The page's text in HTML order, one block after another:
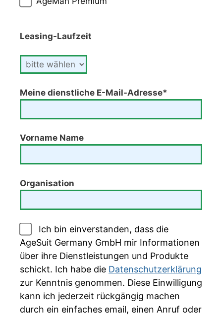
Leasing-Laufzeit
Meine dienstliche E-Mail-Adresse*
Vorname Name
Organisation
Ich bin einverstanden, dass die
AgeSuit Germany GmbH mir Informationen
über ihre Dienstleistungen und Produkte
schickt. Ich habe die Datenschutzerklärung
zur Kenntnis genommen. Diese Einwilligung
kann ich jederzeit rückgängig machen
durch ein einfaches email, einen Anruf oder